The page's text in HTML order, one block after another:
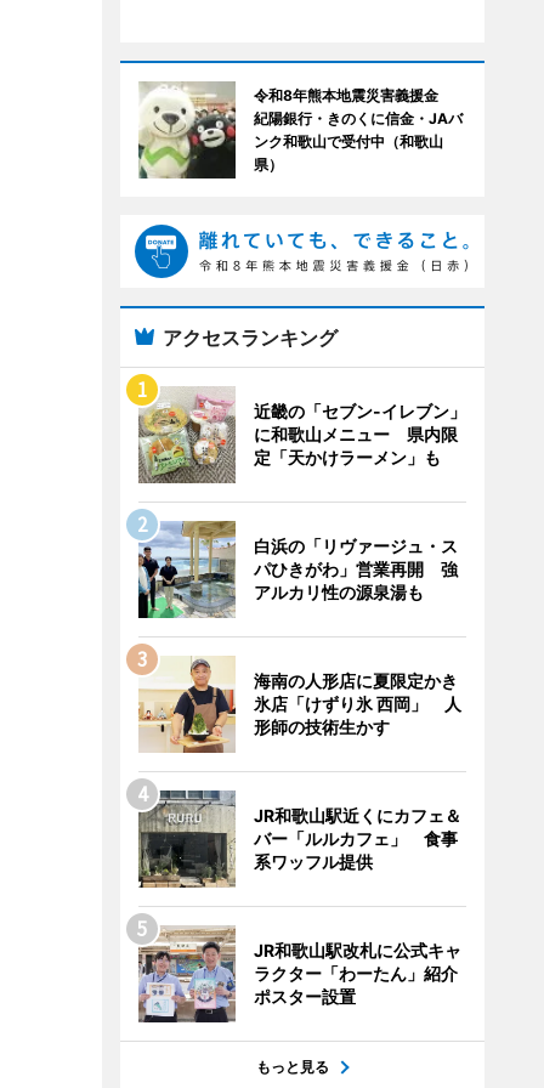
令和8年熊本地震災害義援金
紀陽銀行・きのくに信金・JAバ
ンク和歌山で受付中（和歌山
県）
アクセスランキング
近畿の「セブン-イレブン」
に和歌山メニュー 県内限
定「天かけラーメン」も
白浜の「リヴァージュ・ス
パひきがわ」営業再開 強
アルカリ性の源泉湯も
海南の人形店に夏限定かき
氷店「けずり氷 西岡」 人
形師の技術生かす
JR和歌山駅近くにカフェ＆
バー「ルルカフェ」 食事
系ワッフル提供
JR和歌山駅改札に公式キャ
ラクター「わーたん」紹介
ポスター設置
もっと見る